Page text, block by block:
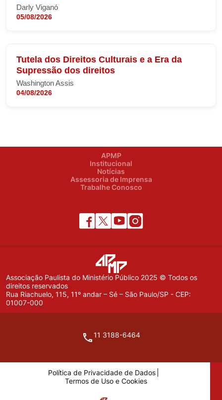
Darly Viganó
05/08/2026
Tutela dos Direitos Culturais e a Era da
Supressão dos direitos
Washington Assis
04/08/2026
APMP
Institucional
Notícias
Assessoria de Imprensa
Trabalhe Conosco
Associação Paulista do Ministério Público 2025 © Todos os
direitos reservados
Rua Riachuelo, 115, 11º andar – Sé – São Paulo/SP - CEP:
01007-000
11 3188-6464
Política de Privacidade de Dados
Termos de Uso e Cookies